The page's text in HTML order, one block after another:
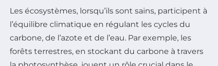
Les écosystèmes, lorsqu’ils sont sains, participent à
l’équilibre climatique en régulant les cycles du
carbone, de l’azote et de l’eau. Par exemple, les
forêts terrestres, en stockant du carbone à travers